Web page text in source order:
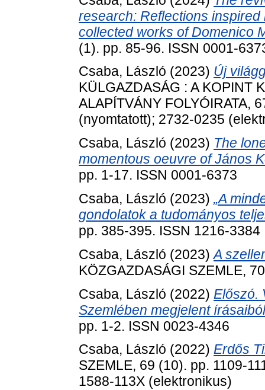
research: Reflections
collected works of Domenico
(1). pp. 85-96. ISSN 0001-
Csaba, László (2023) Új
KÜLGAZDASÁG : A KOPINT
ALAPÍTVÁNY FOLYÓIRATA,
(nyomtatott); 2732-0235
Csaba, László (2023) The
momentous oeuvre of János
pp. 1-17. ISSN 0001-6373
Csaba, László (2023) „A
gondolatok a tudományos
pp. 385-395. ISSN 1216-3384
Csaba, László (2023)A
KÖZGAZDASÁGI SZEMLE,
Csaba, László (2022) Előszó.
Szemlében megjelent
pp. 1-2. ISSN 0023-4346
Csaba, László (2022) Erdős
SZEMLE, 69 (10). pp. 1109-
1588-113X (elektronikus)